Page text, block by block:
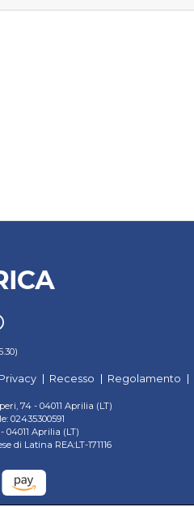
Privacy Recesso Regolamento
74 - 04011 Aprilia (LT)
02435300591
04011 Aprilia (LT)
di Latina REA:LT-171116